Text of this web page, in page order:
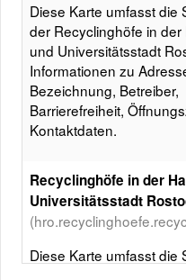
Diese Karte umfasst die
der Recyclinghöfe in der
und Universitätsstadt
Informationen zu
Bezeichnung, Betreiber,
Barrierefreiheit,
Kontaktdaten.
Recyclinghöfe in der
Universitätsstadt
Diese Karte umfasst die